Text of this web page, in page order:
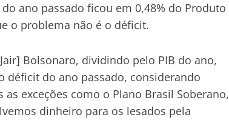
ano passado ficou em 0,48% do Produto
o problema não é o déficit.
Bolsonaro, dividindo pelo PIB do ano,
déficit do ano passado, considerando
exceções como o Plano Brasil Soberano,
dinheiro para os lesados pela